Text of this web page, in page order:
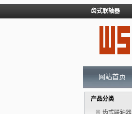
齿式联轴器
网站首页
产品分类
※ 齿式联轴器